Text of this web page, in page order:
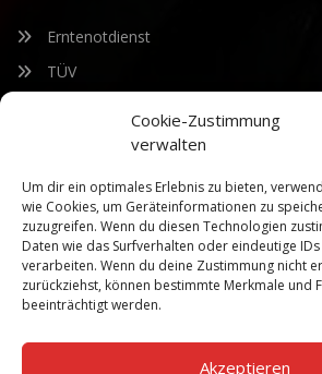
Cookie-Zustimmung
verwalten
Um dir ein optimales Erlebnis zu bieten,
wie Cookies, um Geräteinformationen zu
zuzugreifen. Wenn du diesen Technologien
Daten wie das Surfverhalten oder eindeutige
verarbeiten. Wenn du deine Zustimmung nicht
zurückziehst, können bestimmte Merkmale und
beeinträchtigt werden.
Akzeptieren
Erntenotdienst
TÜV
Bleiben Sie auf dem Laufenden über
weiterentwickelnden Produkteigenschaften
Geben Sie Ihre E-Mail-Adresse ein und
Newsletter.